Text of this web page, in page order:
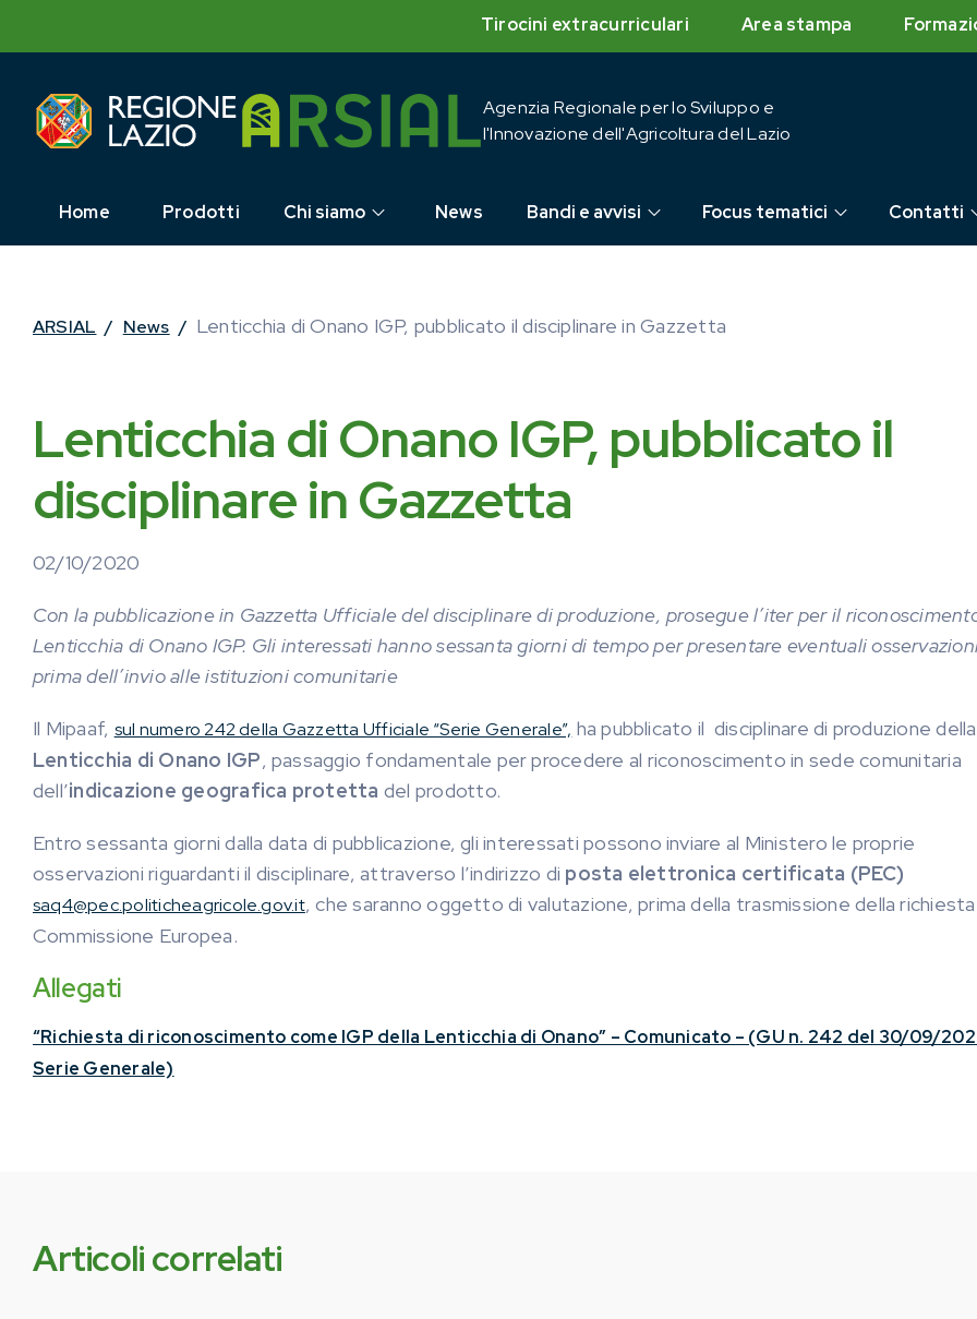
Tirocini extracurriculari Area stampa
Agenzia Regionale per lo Sviluppo e
l'Innovazione dell'Agricoltura del Lazio
Home Prodotti Chi siamo News Bandi e avvisi Focus tematici Contatti
ARSIAL / News / Lenticchia di Onano IGP, pubblicato il disciplinare in Gazzetta
Lenticchia di Onano IGP, pubblicato il
disciplinare in Gazzetta
02/10/2020
Con la pubblicazione in Gazzetta Ufficiale del disciplinare di produzione, prosegue l’iter per il
Lenticchia di Onano IGP. Gli interessati hanno sessanta giorni di tempo per presentare eventuali
prima dell’invio alle istituzioni comunitarie
Il Mipaaf, sul numero 242 della Gazzetta Ufficiale “Serie Generale”, ha pubblicato il disciplinare di produzione della
Lenticchia di Onano IGP, passaggio fondamentale per procedere al riconoscimento in sede comunitaria
dell’indicazione geografica protetta del prodotto.
Entro sessanta giorni dalla data di pubblicazione, gli interessati possono inviare al Ministero le proprie
osservazioni riguardanti il disciplinare, attraverso l’indirizzo di posta elettronica certificata (PEC)
saq4@pec.politicheagricole.gov.it, che saranno oggetto di valutazione, prima della trasmissione della richiesta
Commissione Europea.
Allegati
“Richiesta di riconoscimento come IGP della Lenticchia di Onano” – Comunicato – (GU n. 242 del 30/09/
Serie Generale)
Articoli correlati